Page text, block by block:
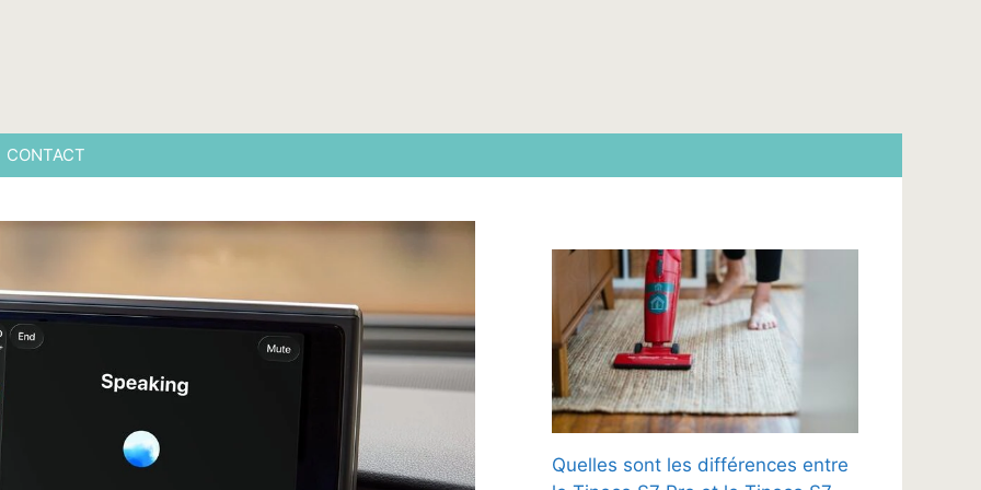
CONTACT
Quelles sont les différences entre